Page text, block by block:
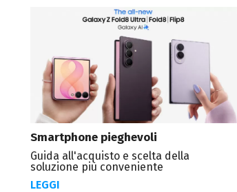
Smartphone pieghevoli
Guida all'acquisto e scelta della
soluzione più conveniente
LEGGI